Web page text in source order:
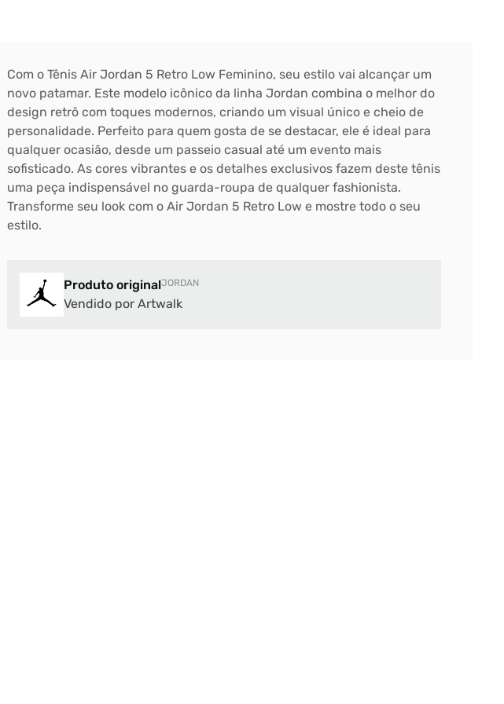
Com o Tênis Air Jordan 5 Retro Low Feminino, seu estilo vai alcançar um
novo patamar. Este modelo icônico da linha Jordan combina o melhor do
design retrô com toques modernos, criando um visual único e cheio de
personalidade. Perfeito para quem gosta de se destacar, ele é ideal para
qualquer ocasião, desde um passeio casual até um evento mais
sofisticado. As cores vibrantes e os detalhes exclusivos fazem deste tênis
uma peça indispensável no guarda-roupa de qualquer fashionista.
Transforme seu look com o Air Jordan 5 Retro Low e mostre todo o seu
estilo.
Produto originalJORDAN
Vendido por Artwalk